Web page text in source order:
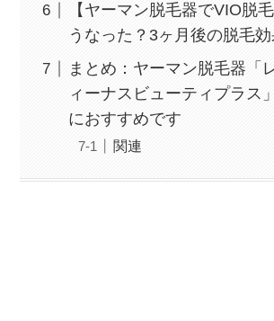
【ヤーマン脱毛器でVIO脱
うなった？3ヶ月後の脱毛効
まとめ：ヤーマン脱毛器「
ィーナスビューティプラス
におすすめです
関連